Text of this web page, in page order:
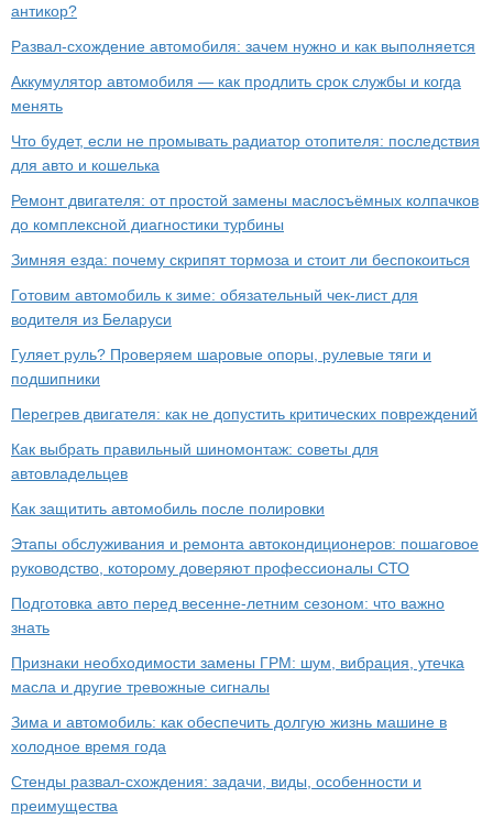
антикор?
Развал-схождение автомобиля: зачем нужно и как выполняется
Аккумулятор автомобиля — как продлить срок службы и когда
менять
Что будет, если не промывать радиатор отопителя: последствия
для авто и кошелька
Ремонт двигателя: от простой замены маслосъёмных колпачков
до комплексной диагностики турбины
Зимняя езда: почему скрипят тормоза и стоит ли беспокоиться
Готовим автомобиль к зиме: обязательный чек-лист для
водителя из Беларуси
Гуляет руль? Проверяем шаровые опоры, рулевые тяги и
подшипники
Перегрев двигателя: как не допустить критических повреждений
Как выбрать правильный шиномонтаж: советы для
автовладельцев
Как защитить автомобиль после полировки
Этапы обслуживания и ремонта автокондиционеров: пошаговое
руководство, которому доверяют профессионалы СТО
Подготовка авто перед весенне-летним сезоном: что важно
знать
Признаки необходимости замены ГРМ: шум, вибрация, утечка
масла и другие тревожные сигналы
Зима и автомобиль: как обеспечить долгую жизнь машине в
холодное время года
Стенды развал-схождения: задачи, виды, особенности и
преимущества